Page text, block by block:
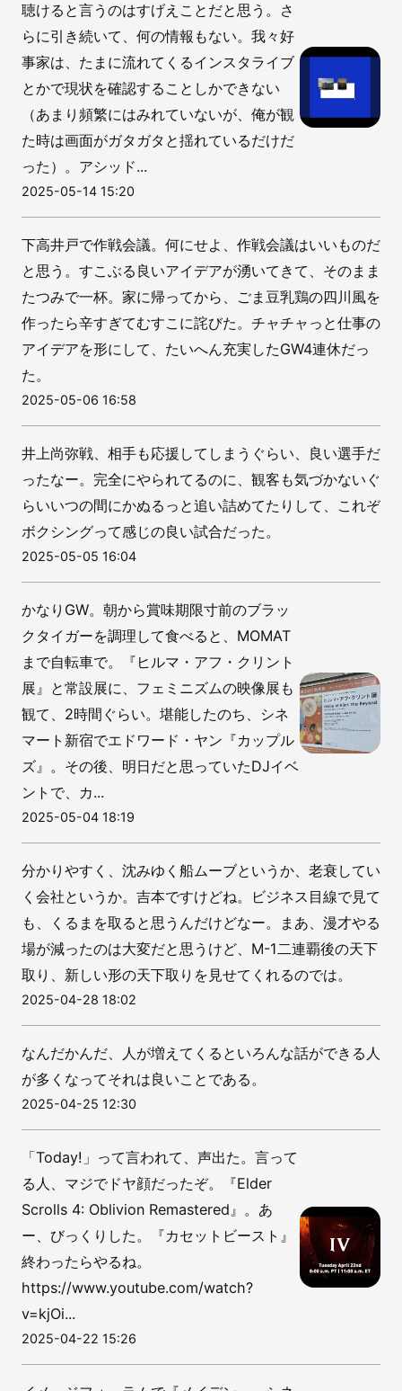
聴けると言うのはすげえことだと思う。さ
らに引き続いて、何の情報もない。我々好
事家は、たまに流れてくるインスタライブ
とかで現状を確認することしかできない
（あまり頻繁にはみれていないが、俺が観
た時は画面がガタガタと揺れているだけだ
った）。アシッド...
2025-05-14 15:20
下高井戸で作戦会議。何にせよ、作戦会議はいいものだ
と思う。すこぶる良いアイデアが湧いてきて、そのまま
たつみで一杯。家に帰ってから、ごま豆乳鶏の四川風を
作ったら辛すぎてむすこに詫びた。チャチャっと仕事の
アイデアを形にして、たいへん充実したGW4連休だっ
た。
2025-05-06 16:58
井上尚弥戦、相手も応援してしまうぐらい、良い選手だ
ったなー。完全にやられてるのに、観客も気づかないぐ
らいいつの間にかぬるっと追い詰めてたりして、これぞ
ボクシングって感じの良い試合だった。
2025-05-05 16:04
かなりGW。朝から賞味期限寸前のブラッ
クタイガーを調理して食べると、MOMAT
まで自転車で。『ヒルマ・アフ・クリント
展』と常設展に、フェミニズムの映像展も
観て、2時間ぐらい。堪能したのち、シネ
マート新宿でエドワード・ヤン『カップル
ズ』。その後、明日だと思っていたDJイベ
ントで、カ...
2025-05-04 18:19
分かりやすく、沈みゆく船ムーブというか、老衰してい
く会社というか。吉本ですけどね。ビジネス目線で見て
も、くるまを取ると思うんだけどなー。まあ、漫才やる
場が減ったのは大変だと思うけど、M-1二連覇後の天下
取り、新しい形の天下取りを見せてくれるのでは。
2025-04-28 18:02
なんだかんだ、人が増えてくるといろんな話ができる人
が多くなってそれは良いことである。
2025-04-25 12:30
「Today!」って言われて、声出た。言って
る人、マジでドヤ顔だったぞ。『Elder
Scrolls 4: Oblivion Remastered』。あ
ー、びっくりした。『カセットビースト』
終わったらやるね。
https://www.youtube.com/watch?
v=kjOi...
2025-04-22 15:26